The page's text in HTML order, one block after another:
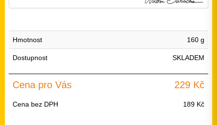
Hmotnost 160 g
Dostupnost SKLADEM
Cena pro Vás 229 Kč
Cena bez DPH 189 Kč